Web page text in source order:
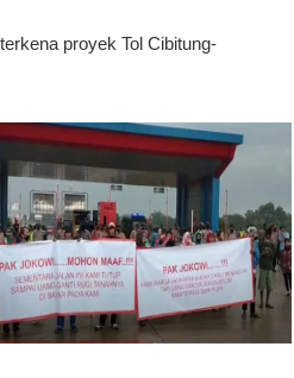
proyek Tol Cibitung-